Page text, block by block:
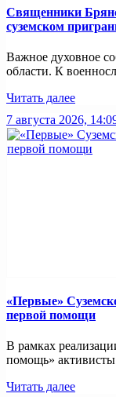
Священники
суземском
Важное духовное
области. К
Читать далее
7 августа 2026,
«Первые»
первой помощи
В рамках
помощь» активисты
Читать далее